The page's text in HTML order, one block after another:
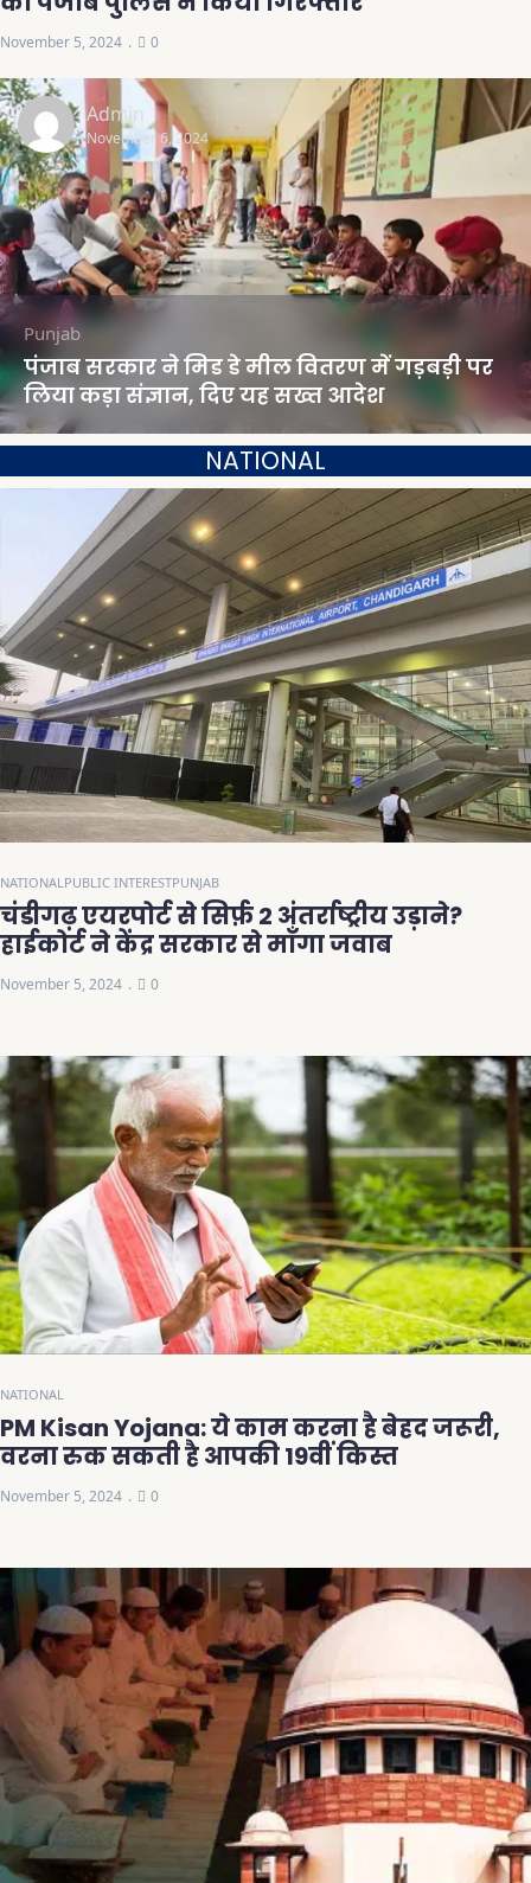
November 5, 2024 0
Admin
November 6, 2024
Punjab
पंजाब सरकार ने मिड डे मील वितरण में गड़बड़ी पर
लिया कड़ा संज्ञान, दिए यह सख्त आदेश
NATIONAL
NATIONALPUBLIC INTERESTPUNJAB
चंडीगढ़ एयरपोर्ट से सिर्फ़ 2 अंतर्राष्ट्रीय उड़ाने?
हाईकोर्ट ने केंद्र सरकार से माँगा जवाब
November 5, 2024 0
NATIONAL
PM Kisan Yojana: ये काम करना है बेहद जरूरी,
वरना रुक सकती है आपकी 19वीं किस्त
November 5, 2024 0